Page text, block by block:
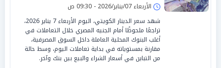
الأربعاء 07/يناير/2026 - 09:30 ص
شهد سعر الدينار الكويتي، اليوم الأربعاء 7 يناير 2026،
تراجعًا ملحوظًا أمام الجنيه المصري خلال التعاملات في
أغلب البنوك المحلية العاملة داخل السوق المصرفية،
مقارنة بمستوياته في بداية تعاملات اليوم، وسط حالة
من التباين في أسعار الشراء والبيع بين بنك وآخر.